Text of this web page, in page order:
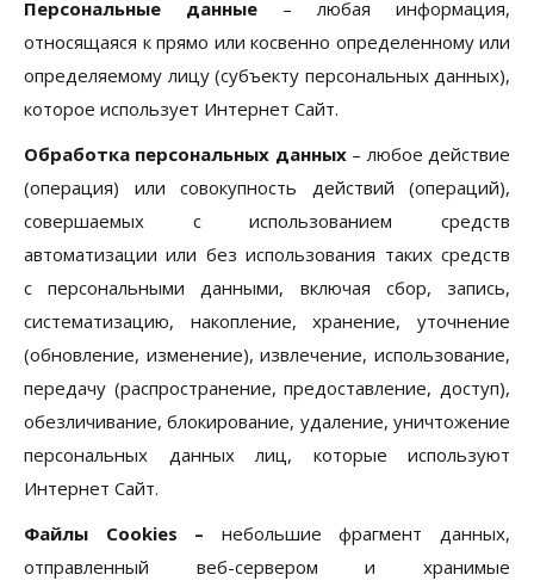
Персональные данные – любая информация,
относящаяся к прямо или косвенно определенному или
определяемому лицу (субъекту персональных данных),
которое использует Интернет Сайт.
Обработка персональных данных– любое действие
(операция) или совокупность действий (операций),
совершаемых с использованием средств
автоматизации или без использования таких средств
с персональными данными, включая сбор, запись,
систематизацию, накопление, хранение, уточнение
(обновление, изменение), извлечение, использование,
передачу (распространение, предоставление, доступ),
обезличивание, блокирование, удаление, уничтожение
персональных данных лиц, которые используют
Интернет Сайт.
Файлы Cookies – небольшие фрагмент данных,
отправленный веб-сервером и хранимые